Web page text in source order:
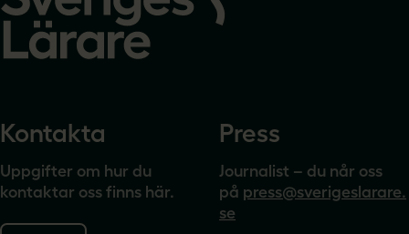
Kontakta
Uppgifter om hur du
kontaktar oss finns här.
Press
Journalist – du når oss
på press@sverigeslarare.
se